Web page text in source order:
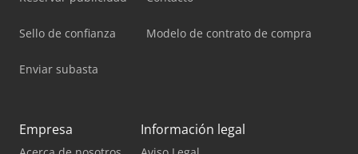
Sello de confianza
Enviar subasta
Modelo de contrato de compra
Empresa Información legal